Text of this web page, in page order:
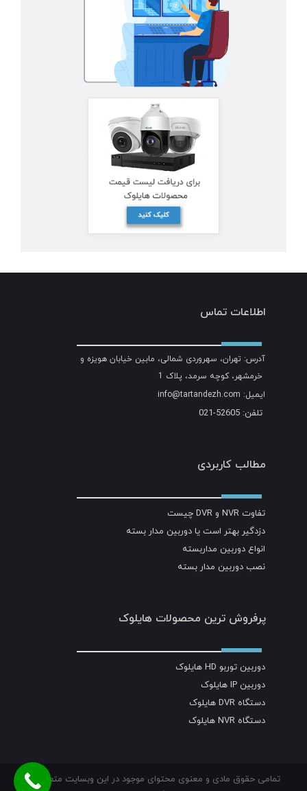
اطلاعات تماس
آدرس: تهران، سهروردی شمالی، مابین خیابان هویزه و
خرمشهر، کوچه سرمد، پلاک 1
ایمیل: info@tartandezh.com
تلفن: 52605-021
مطالب کاربردی
تفاوت NVR و DVR چیست
دزدگیر بهتر است یا دوربین مدار بسته
انواع دوربین مداربسته
نصب دوربین مدار بسته
پرفروش ترین محصولات هایلوک
دوربین توربو HD هایلوک
دوربین IP هایلوک
دستگاه DVR هایلوک
دستگاه NVR هایلوک
تمامی حقوق مادی و معنوی محتوای موجود در این وبسایت متعلق به